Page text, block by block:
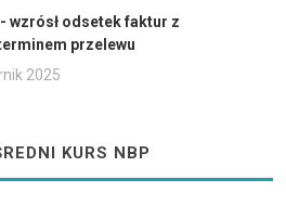
wzrósł odsetek faktur z
przelewu
2025
KURS NBP